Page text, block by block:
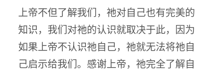
上帝不但了解我们，祂对自己也有完美的
知识，我们对祂的认识就取决于此，因为
如果上帝不认识祂自己，祂就无法将祂自
己启示给我们。感谢上帝，祂完全了解自